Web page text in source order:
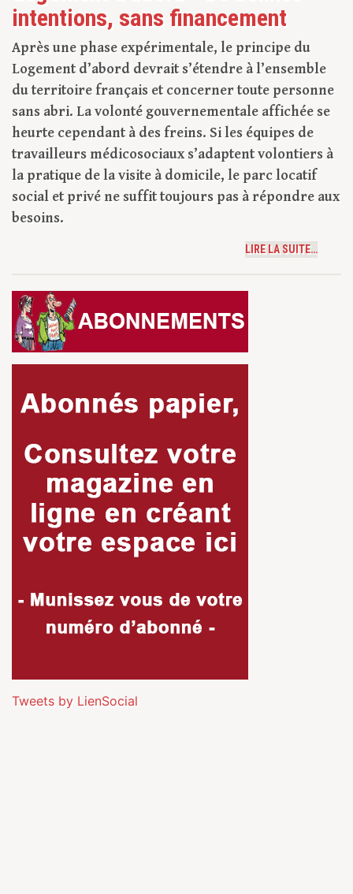
intentions, sans financement
Après une phase expérimentale, le principe du
Logement d’abord devrait s’étendre à l’ensemble
du territoire français et concerner toute personne
sans abri. La volonté gouvernementale affichée se
heurte cependant à des freins. Si les équipes de
travailleurs médicosociaux s’adaptent volontiers à
la pratique de la visite à domicile, le parc locatif
social et privé ne suffit toujours pas à répondre aux
besoins.
LIRE LA SUITE…
Tweets by LienSocial